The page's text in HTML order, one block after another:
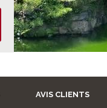
AVIS CLIENTS